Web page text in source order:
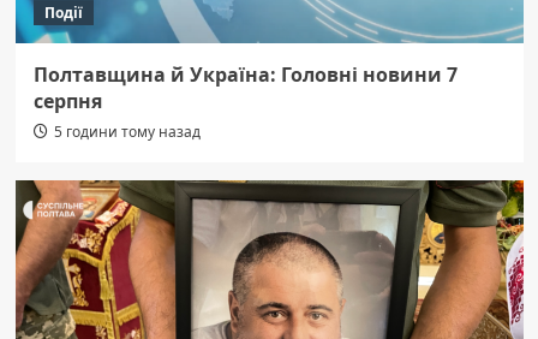
Події
Полтавщина й Україна: Головні новини 7
серпня
5 години тому назад